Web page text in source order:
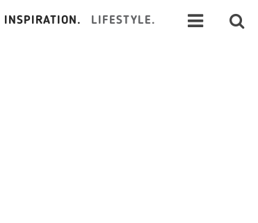
INSPIRATION. LIFESTYLE.